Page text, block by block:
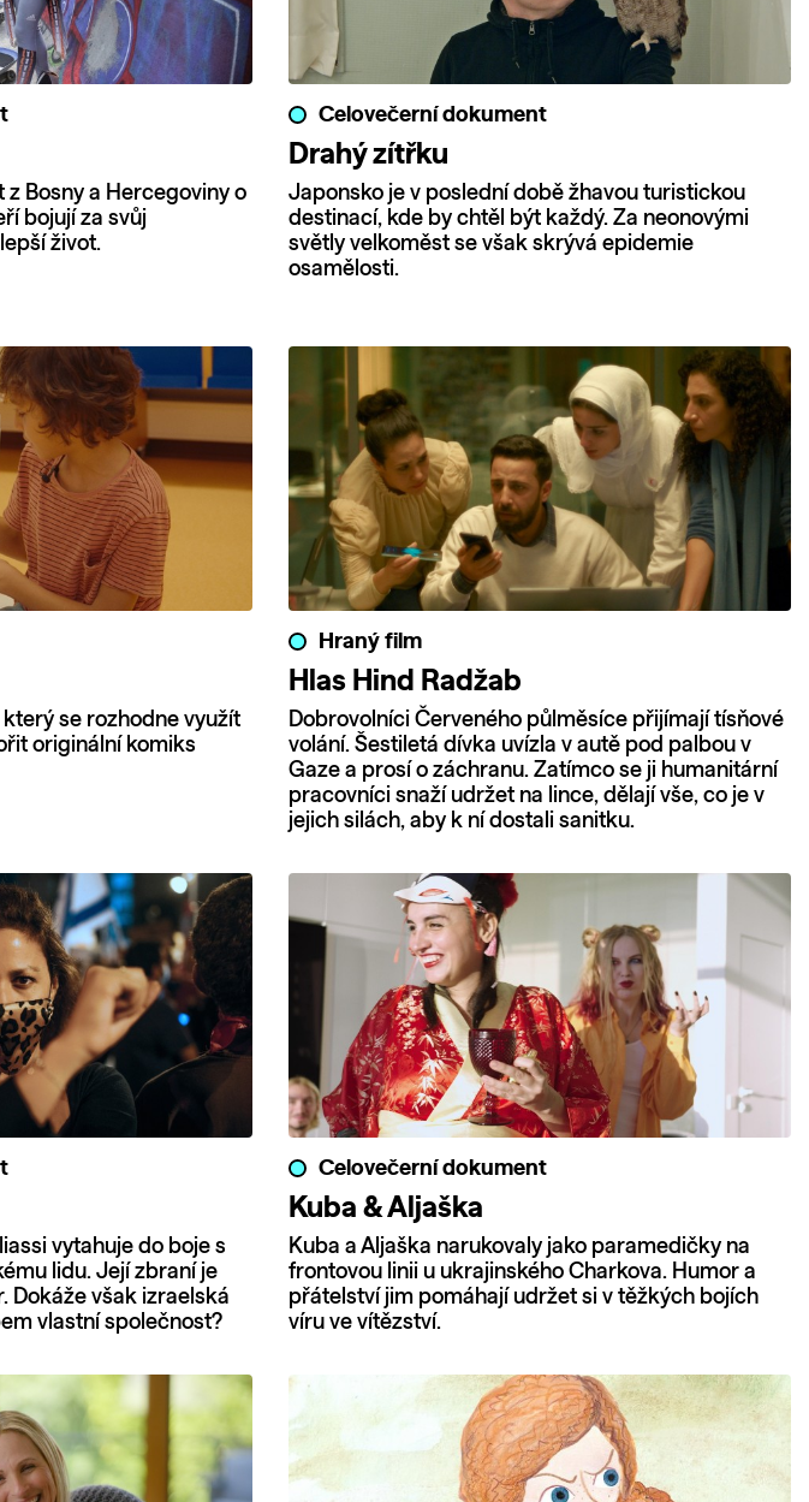
Bosny a Hercegoviny o
bojují za svůj
život.
Celovečerní dokument
Drahý zítřku
Japonsko je v poslední době žhavou turistickou
destinací, kde by chtěl být každý. Za neonovými
světly velkoměst se však skrývá epidemie
osamělosti.
se rozhodne využít
originální komiks
Hraný film
Hlas Hind Radžab
Dobrovolníci Červeného půlměsíce přijímají tísňové
volání. Šestiletá dívka uvízla v autě pod palbou v
Gaze a prosí o záchranu. Zatímco se ji humanitární
pracovníci snaží udržet na lince, dělají vše, co je v
jejich silách, aby k ní dostali sanitku.
vytahuje do boje s
lidu. Její zbraní je
Dokáže však izraelská
vlastní společnost?
Celovečerní dokument
Kuba & Aljaška
Kuba a Aljaška narukovaly jako paramedičky na
frontovou linii u ukrajinského Charkova. Humor a
přátelství jim pomáhají udržet si v těžkých bojích
víru ve vítězství.